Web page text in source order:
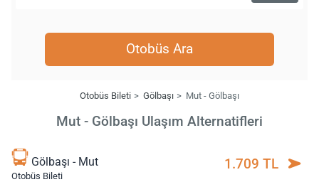
Otobüs Ara
Otobüs Bileti Gölbaşı Mut - Gölbaşı
Mut - Gölbaşı Ulaşım Alternatifleri
Gölbaşı - Mut
Otobüs Bileti
1.709 TL